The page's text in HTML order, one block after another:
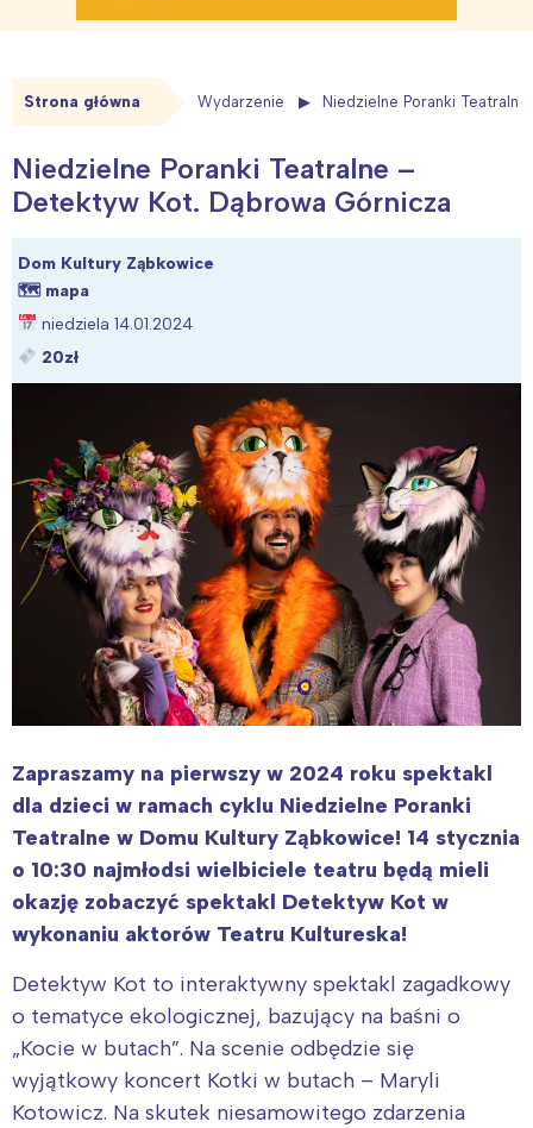
Strona główna Wydarzenie Niedzielne Poranki
Niedzielne Poranki Teatralne –
Detektyw Kot. Dąbrowa Górnicza
Dom Kultury Ząbkowice
🗺 mapa
niedziela 14.01.2024
20zł
Zapraszamy na pierwszy w 2024 roku spektakl
dla dzieci w ramach cyklu Niedzielne Poranki
Teatralne w Domu Kultury Ząbkowice! 14 stycznia
o 10:30 najmłodsi wielbiciele teatru będą mieli
okazję zobaczyć spektakl Detektyw Kot w
wykonaniu aktorów Teatru Kultureska!
Detektyw Kot to interaktywny spektakl zagadkowy
o tematyce ekologicznej, bazujący na baśni o
„Kocie w butach”. Na scenie odbędzie się
wyjątkowy koncert Kotki w butach – Maryli
Kotowicz. Na skutek niesamowitego zdarzenia